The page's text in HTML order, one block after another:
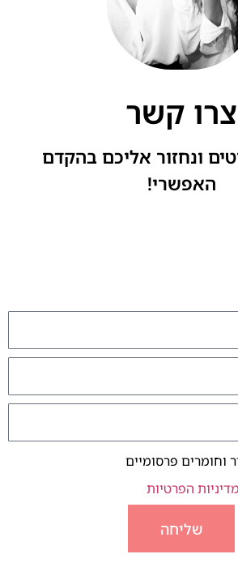
צרו קשר
ונחזור אליכם בהקדם
האפשרי!
וחומרים פרסומיים
מדיניות הפרטיות
שליחה